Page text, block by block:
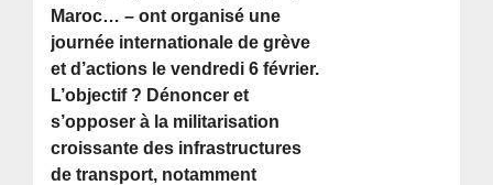
Maroc… – ont organisé une
journée internationale de grève
et d’actions le vendredi 6 février.
L’objectif ? Dénoncer et
s’opposer à la militarisation
croissante des infrastructures
de transport, notamment